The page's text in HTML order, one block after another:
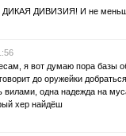
ДИКАЯ ДИВИЗИЯ! И не
я вот думаю пора базы
до оружейки
вилами, одна надежда на
хер найдёш